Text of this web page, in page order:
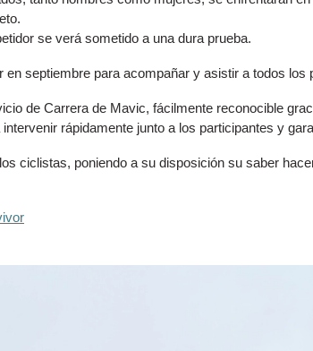
se verá sometido a una dura prueba.
septiembre para acompañar y asistir a todos los
de Carrera de Mavic, fácilmente reconocible
rápidamente junto a los participantes y
ciclistas, poniendo a su disposición su saber